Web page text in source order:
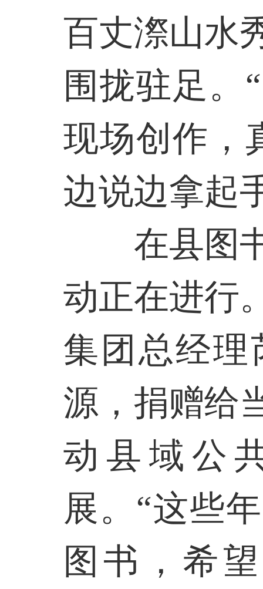
百丈漈山水
围拢驻足。
现场创作，
边说边拿起
在县图
动正在进行
集团总经理
源，捐赠给
动县域公
展。“这些
图书，希